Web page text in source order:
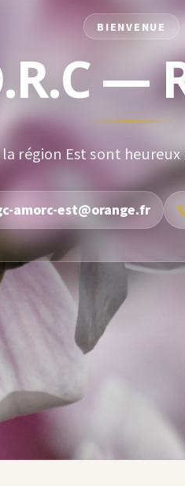
BIENVENUE
—
la région Est sont
amorc-est@orange.fr